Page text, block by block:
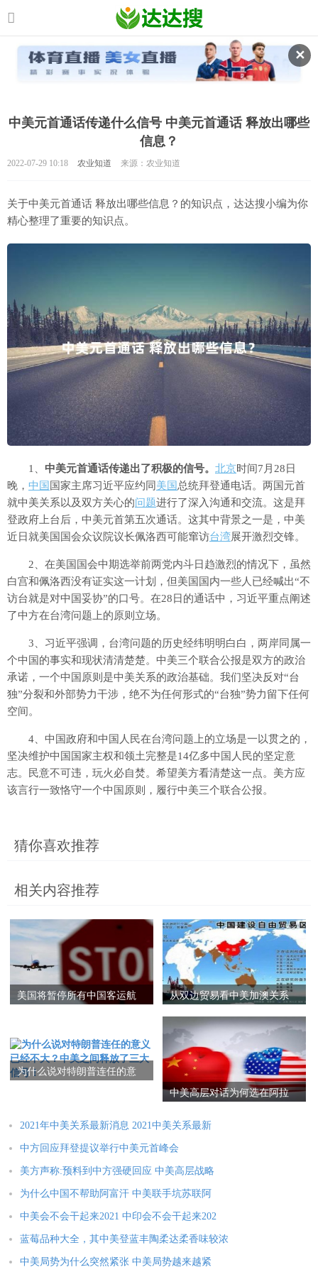
✕
中美元首通话传递什么信号 中美元首通话 释放出哪些
信息？
2022-07-29 10:18 农业知道 来源：农业知道
关于中美元首通话 释放出哪些信息？的知识点，达达搜小编为你
精心整理了重要的知识点。
1、 中美元首通话传递出了积极的信号。 北京时间7月28日
晚， 中国 国家主席习近平应约同 美国总统拜登通电话。两国元首
就中美关系以及双方关心的问题进行了深入沟通和交流。这是拜
登政府上台后，中美元首第五次通话。这其中背景之一是，中美
近日就美国国会众议院议长佩洛西可能窜访台湾展开激烈交锋。
2、在美国国会中期选举前两党内斗日趋激烈的情况下，虽然
白宫和佩洛西没有证实这一计划，但美国国内一些人已经喊出“不
访台就是对中国妥协”的口号。在28日的通话中，习近平重点阐述
了中方在台湾问题上的原则立场。
3、习近平强调，台湾问题的历史经纬明明白白，两岸同属一
个中国的事实和现状清清楚楚。中美三个联合公报是双方的政治
承诺，一个中国原则是中美关系的政治基础。我们坚决反对“台
独”分裂和外部势力干涉，绝不为任何形式的“台独”势力留下任何
空间。
4、中国政府和中国人民在台湾问题上的立场是一以贯之的，
坚决维护中国国家主权和领土完整是14亿多中国人民的坚定意
志。民意不可违，玩火必自焚。希望美方看清楚这一点。美方应
该言行一致恪守一个中国原则，履行中美三个联合公报。
猜你喜欢推荐
相关内容推荐
美国将暂停所有中国客运航
从双边贸易看中美加澳关系
为什么说对特朗普连任的意
中美高层对话为何选在阿拉
来）
2021年中美关系最新消息 2021中美关系最新
中方回应拜登提议举行中美元首峰会
美方声称:预料到中方强硬回应 中美高层战略
为什么中国不帮助阿富汗 中美联手坑苏联阿
中美会不会干起来2021 中印会不会干起来202
蓝莓品种大全，其中美登蓝丰陶柔达柔香味较浓
中美局势为什么突然紧张 中美局势越来越紧